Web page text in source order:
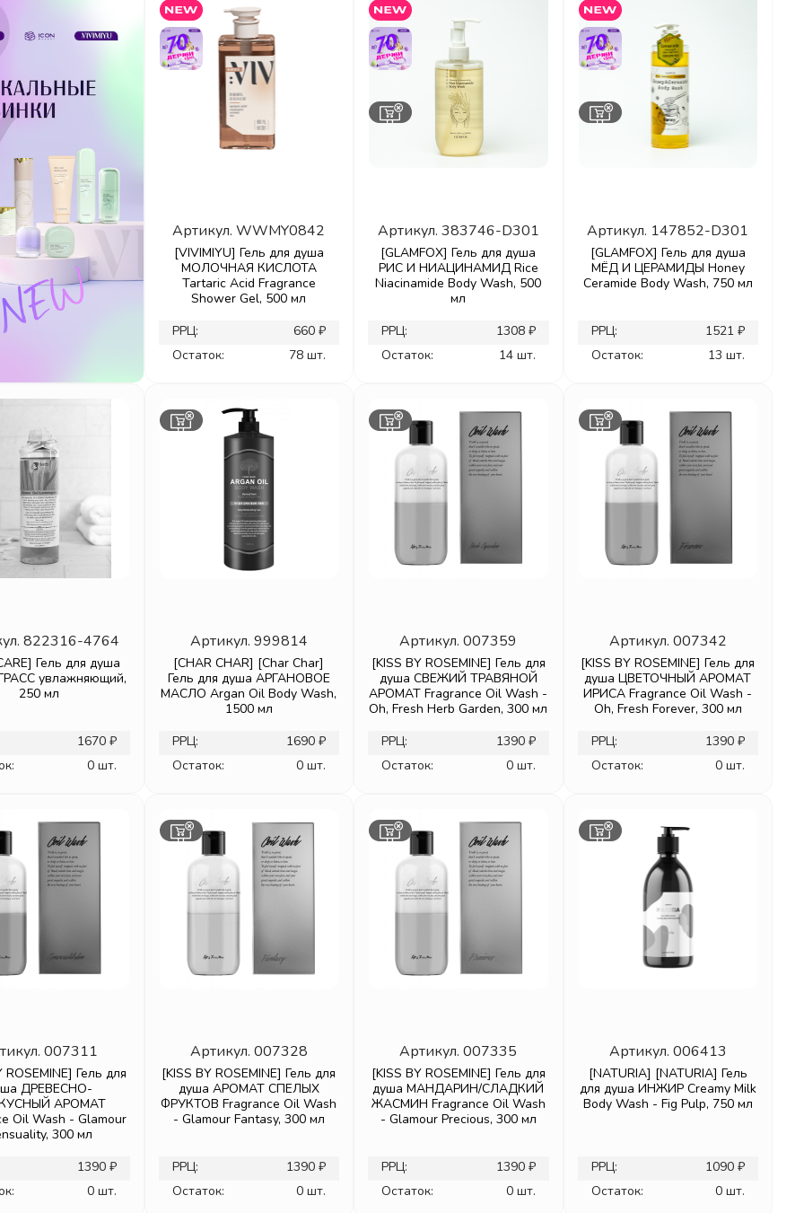
Артикул.WWMY0842
[VIVIMIYU] Гель для душа
МОЛОЧНАЯ КИСЛОТА
Tartaric Acid Fragrance
Shower Gel, 500 мл
РРЦ:
660 ₽
Остаток:
78 шт.
Артикул. 383746-D301
[GLAMFOX] Гель для душа
РИС И НИАЦИНАМИД Rice
Niacinamide Body Wash, 500
мл
РРЦ:
1308 ₽
Остаток:
14 шт.
Артикул. 147852-D301
[GLAMFOX] Гель для душа
МЁД И ЦЕРАМИДЫ Honey
Ceramide Body Wash, 750 мл
РРЦ:
1521 ₽
Остаток:
13 шт.
822316-4764
Гель для душа
увлажняющий,
250 мл
1670 ₽
0 шт.
Артикул. 999814
[CHAR CHAR] [Char Char]
Гель для душа АРГАНОВОЕ
МАСЛО Argan Oil Body Wash,
1500 мл
РРЦ:
1690 ₽
Остаток:
0 шт.
Артикул.007359
[KISS BY ROSEMINE] Гель для
душа СВЕЖИЙ ТРАВЯНОЙ
АРОМАТ Fragrance Oil Wash -
Oh, Fresh Herb Garden, 300 мл
РРЦ:
1390 ₽
Остаток:
0 шт.
Артикул. 007342
[KISS BY ROSEMINE] Гель для
душа ЦВЕТОЧНЫЙ АРОМАТ
ИРИСА Fragrance Oil Wash -
Oh, Fresh Forever, 300 мл
РРЦ:
1390 ₽
Остаток:
0 шт.
007311
ROSEMINE] Гель для
ДРЕВЕСНО-
АРОМАТ
Oil Wash - Glamour
300 мл
1390 ₽
0 шт.
Артикул. 007328
[KISS BY ROSEMINE] Гель для
душа АРОМАТ СПЕЛЫХ
ФРУКТОВ Fragrance Oil Wash
- Glamour Fantasy, 300 мл
РРЦ:
1390 ₽
Остаток:
0 шт.
Артикул.007335
[KISS BY ROSEMINE] Гель для
душа МАНДАРИН/СЛАДКИЙ
ЖАСМИН Fragrance Oil Wash
- Glamour Precious, 300 мл
РРЦ:
1390 ₽
Остаток:
0 шт.
Артикул. 006413
[NATURIA] [NATURIA] Гель
для душа ИНЖИР Creamy Milk
Body Wash - Fig Pulp, 750 мл
РРЦ:
1090 ₽
Остаток:
0 шт.